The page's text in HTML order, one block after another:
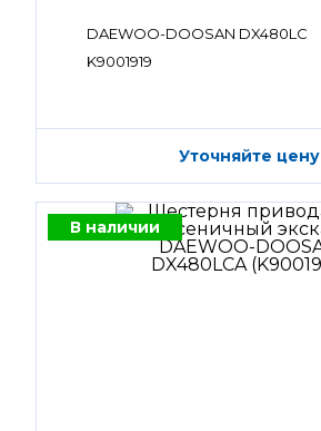
DAEWOO-DOOSAN DX480LC
K9001919
Уточняйте цену
В наличии